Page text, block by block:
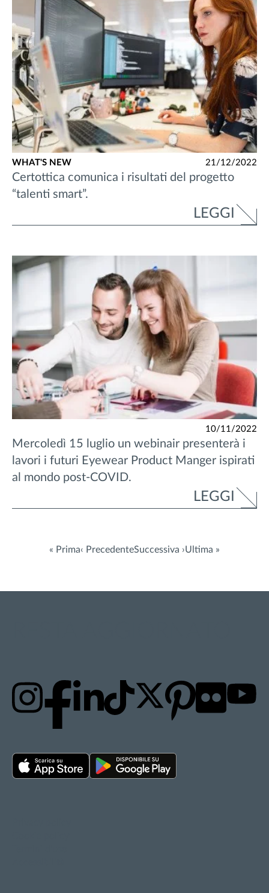
WHAT'S NEW 21/12/2022
Certottica comunica i risultati del progetto
“talenti smart”.
LEGGI
10/11/2022
Mercoledì 15 luglio un webinair presenterà i
lavori i futuri Eyewear Product Manger ispirati
al mondo post-COVID.
LEGGI
« Prima‹ PrecedenteSuccessiva ›Ultima »